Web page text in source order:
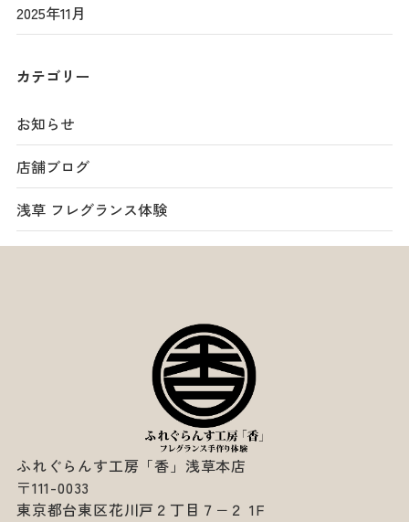
2025年11月
カテゴリー
お知らせ
店舗ブログ
浅草 フレグランス体験
ふれぐらんす工房「香」浅草本店
〒111-0033
東京都台東区花川戸２丁目７−２ 1F